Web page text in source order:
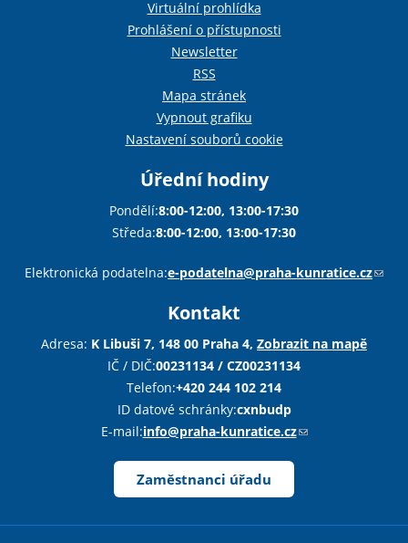
Virtuální prohlídka
Prohlášení o přístupnosti
Newsletter
RSS
Mapa stránek
Vypnout grafiku
Nastavení souborů cookie
Úřední hodiny
Pondělí:8:00-12:00, 13:00-17:30
Středa:8:00-12:00, 13:00-17:30
Elektronická podatelna:e-podatelna@praha-kunratice.cz(
Kontakt
Adresa: K Libuši 7, 148 00 Praha 4, Zobrazit na mapě
IČ / DIČ:00231134 / CZ00231134
Telefon:+420 244 102 214
ID datové schránky:cxnbudp
E-mail:info@praha-kunratice.cz(
Zaměstnanci úřadu